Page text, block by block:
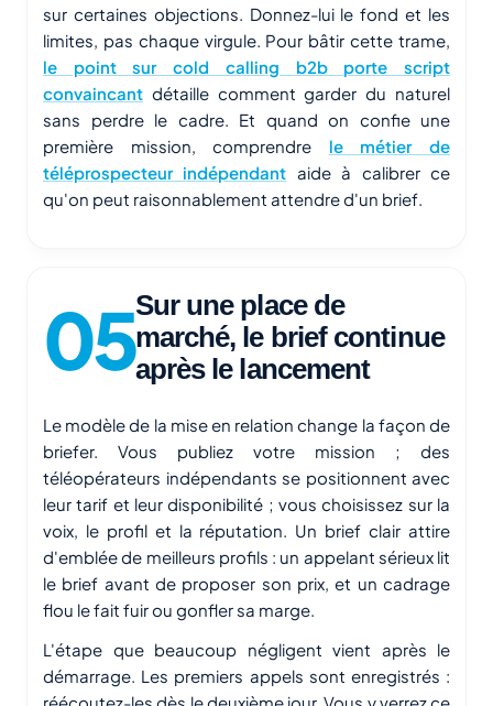
sur certaines objections. Donnez-lui le fond et les
limites, pas chaque virgule. Pour bâtir cette trame,
le point sur cold calling b2b porte script
convaincant détaille comment garder du naturel
sans perdre le cadre. Et quand on confie une
première mission, comprendre le métier de
téléprospecteur indépendant aide à calibrer ce
qu'on peut raisonnablement attendre d'un brief.
Sur une place de
marché, le brief continue
après le lancement
Le modèle de la mise en relation change la façon de
briefer. Vous publiez votre mission ; des
téléopérateurs indépendants se positionnent avec
leur tarif et leur disponibilité ; vous choisissez sur la
voix, le profil et la réputation. Un brief clair attire
d'emblée de meilleurs profils : un appelant sérieux lit
le brief avant de proposer son prix, et un cadrage
flou le fait fuir ou gonfler sa marge.
L'étape que beaucoup négligent vient après le
démarrage. Les premiers appels sont enregistrés :